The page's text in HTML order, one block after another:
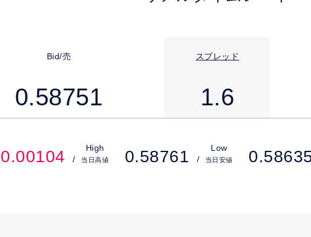
Bid/売 スプレッド
0.58751 1.6
0.00104 High
当日高値 0.58761 Low
当日安値